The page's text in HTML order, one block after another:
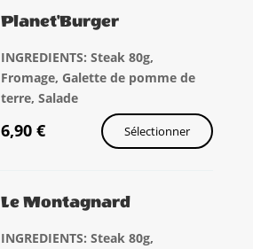
Planet'Burger
INGREDIENTS: Steak 80g,
Fromage, Galette de pomme de
terre, Salade
6,90 € Sélectionner
Le Montagnard
INGREDIENTS: Steak 80g,